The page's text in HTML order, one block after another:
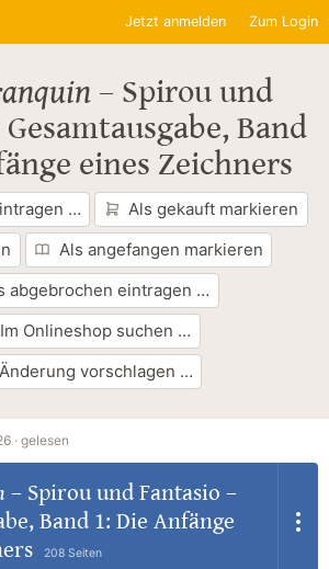
Jetzt anmelden Zum Login
– Spirou und
Band
eines Zeichners
…
Als gekauft markieren
Als angefangen markieren
abgebrochen eintragen …
Im Onlineshop suchen …
Änderung vorschlagen …
· gelesen
– Spirou und Fantasio –
Band 1: Die Anfänge
208 Seiten